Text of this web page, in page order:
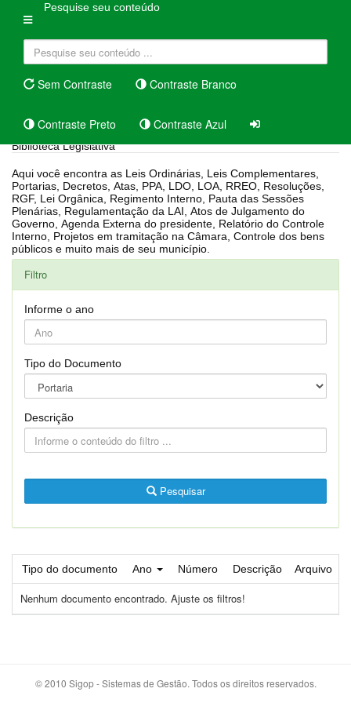
Pesquise seu conteúdo
Sem Contraste Contraste Branco
Contraste Preto Contraste Azul
Biblioteca Legislativa
Aqui você encontra as Leis Ordinárias, Leis Complementares,
Portarias, Decretos, Atas, PPA, LDO, LOA, RREO, Resoluções,
RGF, Lei Orgânica, Regimento Interno, Pauta das Sessões
Plenárias, Regulamentação da LAI, Atos de Julgamento do
Governo, Agenda Externa do presidente, Relatório do Controle
Interno, Projetos em tramitação na Câmara, Controle dos bens
públicos e muito mais de seu município.
Filtro
Informe o ano
Tipo do Documento
Descrição
Pesquisar
Tipo do documento Ano Número Descrição Arquivo
Nenhum documento encontrado. Ajuste os filtros!
© 2010 Sigop - Sistemas de Gestão. Todos os direitos reservados.